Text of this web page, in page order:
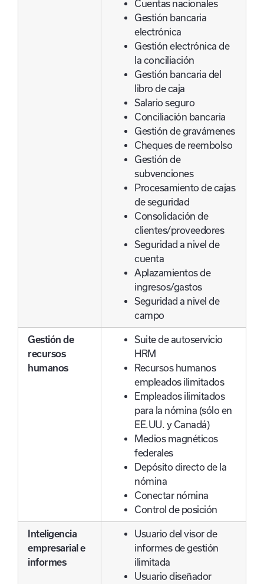
Cuentas nacionales
Gestión bancaria
electrónica
Gestión electrónica de
la conciliación
Gestión bancaria del
libro de caja
Salario seguro
Conciliación bancaria
Gestión de gravámenes
Cheques de reembolso
Gestión de
subvenciones
Procesamiento de cajas
de seguridad
Consolidación de
clientes/proveedores
Seguridad a nivel de
cuenta
Aplazamientos de
ingresos/gastos
Seguridad a nivel de
campo
Gestión de
recursos
humanos
Suite de autoservicio
HRM
Recursos humanos
empleados ilimitados
Empleados ilimitados
para la nómina (sólo en
EE.UU. y Canadá)
Medios magnéticos
federales
Depósito directo de la
nómina
Conectar nómina
Control de posición
Inteligencia
empresarial e
informes
Usuario del visor de
informes de gestión
ilimitada
Usuario diseñador